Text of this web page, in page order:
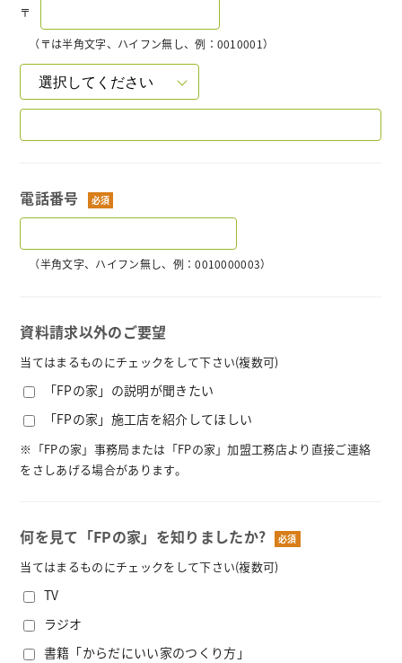
〒
（〒は半角文字、ハイフン無し、例：0010001）
電話番号
（半角文字、ハイフン無し、例：0010000003）
資料請求以外のご要望
当てはまるものにチェックをして下さい(複数可)
「FPの家」の説明が聞きたい
「FPの家」施工店を紹介してほしい
※「FPの家」事務局または「FPの家」加盟工務店より直接ご連絡
をさしあげる場合があります。
何を見て「FPの家」を知りましたか?
当てはまるものにチェックをして下さい(複数可)
TV
ラジオ
書籍「からだにいい家のつくり方」